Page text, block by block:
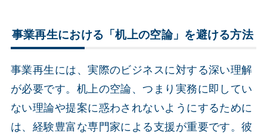
事業再生における「机上の空論」を避ける方法
事業再生には、実際のビジネスに対する深い理解
が必要です。机上の空論、つまり実務に即してい
ない理論や提案に惑わされないようにするために
は、経験豊富な専門家による支援が重要です。彼